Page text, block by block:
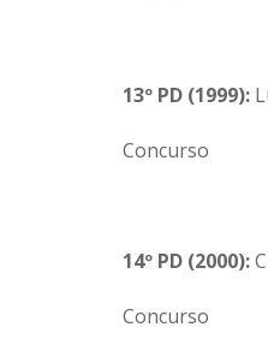
13º PD (1999):
Concurso
14º PD (2000):
Concurso